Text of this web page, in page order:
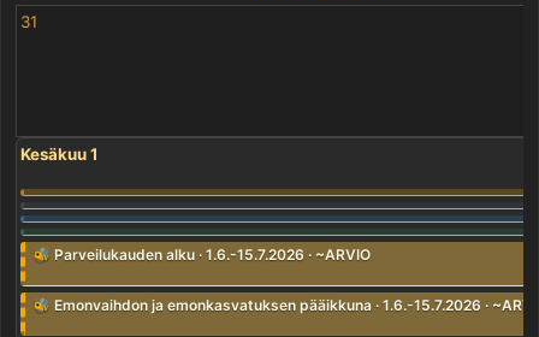
31
Kesäkuu 1
🐝 Parveilukauden alku · 1.6.-15.7.2026 · ~ARVIO
🐝 Emonvaihdon ja emonkasvatuksen pääikkuna · 1.6.-15.7.2026 ·